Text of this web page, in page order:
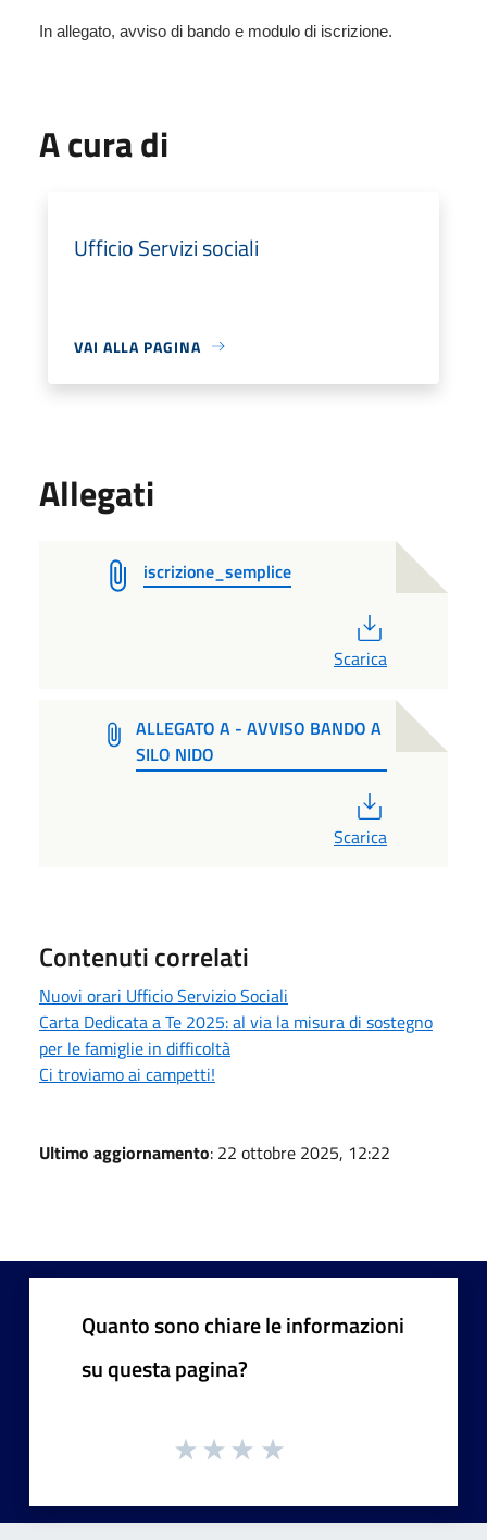
In allegato, avviso di bando e modulo di iscrizione.
A cura di
Ufficio Servizi sociali
VAI ALLA PAGINA
Allegati
iscrizione_semplice
Scarica
ALLEGATO A - AVVISO BANDO A
SILO NIDO
Scarica
Contenuti correlati
Nuovi orari Ufficio Servizio Sociali
Carta Dedicata a Te 2025: al via la misura di sostegno
per le famiglie in difficoltà
Ci troviamo ai campetti!
Ultimo aggiornamento: 22 ottobre 2025, 12:22
Quanto sono chiare le informazioni
su questa pagina?